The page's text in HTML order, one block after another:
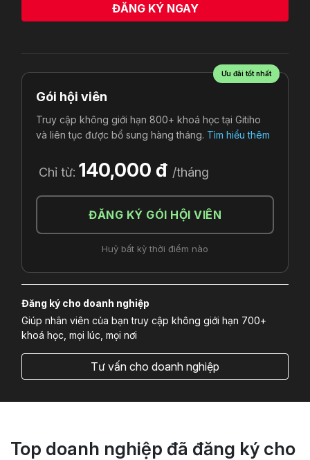
ĐĂNG KÝ NGAY
Ưu đãi tốt nhất
Gói hội viên
Truy cập không giới hạn 800+ khoá học tại Gitiho
và liên tục được bổ sung hàng tháng. Tìm hiểu thêm
Chỉ từ: 140,000 đ /tháng
ĐĂNG KÝ GÓI HỘI VIÊN
Huỷ bất kỳ thời điểm nào
Đăng ký cho doanh nghiệp
Giúp nhân viên của bạn truy cập không giới hạn 700+
khoá học, mọi lúc, mọi nơi
Tư vấn cho doanh nghiệp
Top doanh nghiệp đã đăng ký cho